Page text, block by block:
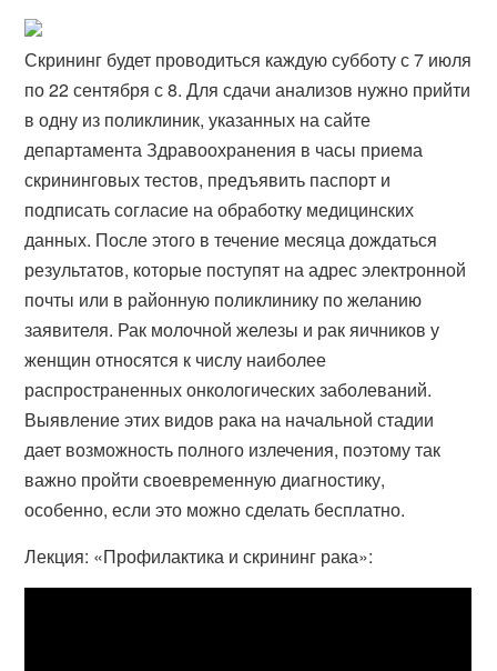
Скрининг будет проводиться каждую субботу с 7 июля
по 22 сентября с 8. Для сдачи анализов нужно прийти
в одну из поликлиник, указанных на сайте
департамента Здравоохранения в часы приема
скрининговых тестов, предъявить паспорт и
подписать согласие на обработку медицинских
данных. После этого в течение месяца дождаться
результатов, которые поступят на адрес электронной
почты или в районную поликлинику по желанию
заявителя. Рак молочной железы и рак яичников у
женщин относятся к числу наиболее
распространенных онкологических заболеваний.
Выявление этих видов рака на начальной стадии
дает возможность полного излечения, поэтому так
важно пройти своевременную диагностику,
особенно, если это можно сделать бесплатно.
Лекция: «Профилактика и скрининг рака»: